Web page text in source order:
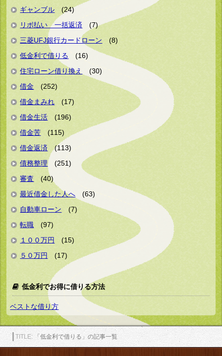
ギャンブル
(24)
リボ払い 一括返済
(7)
三菱UFJ銀行カードローン
(8)
低金利で借りる
(16)
住宅ローン借り換え
(30)
借金
(252)
借金まみれ
(17)
借金生活
(196)
借金苦
(115)
借金返済
(113)
債務整理
(251)
審査
(40)
最近借金した人へ
(63)
自動車ローン
(7)
転職
(97)
１００万円
(15)
５０万円
(17)
低金利でお得に借りる方法
ベストな借り方
「低金利で借りる」の記事一覧